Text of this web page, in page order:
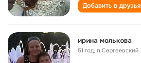
Добавить в друзья
ирина молькова
51 год,п.Сергеевский